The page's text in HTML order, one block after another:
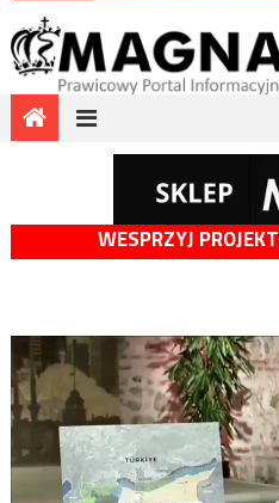
WESPRZYJ